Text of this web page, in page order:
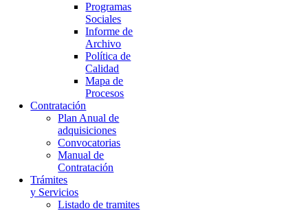
Programas
Sociales
Informe de
Archivo
Política de
Calidad
Mapa de
Procesos
Contratación
Plan Anual de
adquisiciones
Convocatorias
Manual de
Contratación
Trámites
y Servicios
Listado de tramites